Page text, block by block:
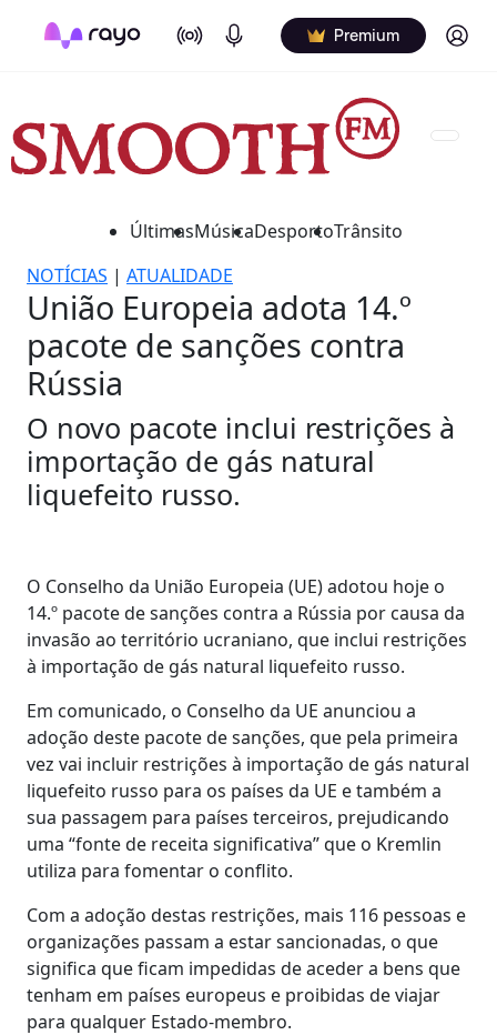
On Air Podcasts Premium Log in
ÚltimasMúsicaDesportoTrânsito
NOTÍCIAS | ATUALIDADE
União Europeia adota 14.º
pacote de sanções contra
Rússia
O novo pacote inclui restrições à
importação de gás natural
liquefeito russo.
O Conselho da União Europeia (UE) adotou hoje o
14.º pacote de sanções contra a Rússia por causa da
invasão ao território ucraniano, que inclui restrições
à importação de gás natural liquefeito russo.
Em comunicado, o Conselho da UE anunciou a
adoção deste pacote de sanções, que pela primeira
vez vai incluir restrições à importação de gás natural
liquefeito russo para os países da UE e também a
sua passagem para países terceiros, prejudicando
uma “fonte de receita significativa” que o Kremlin
utiliza para fomentar o conflito.
Com a adoção destas restrições, mais 116 pessoas e
organizações passam a estar sancionadas, o que
significa que ficam impedidas de aceder a bens que
tenham em países europeus e proibidas de viajar
para qualquer Estado-membro.